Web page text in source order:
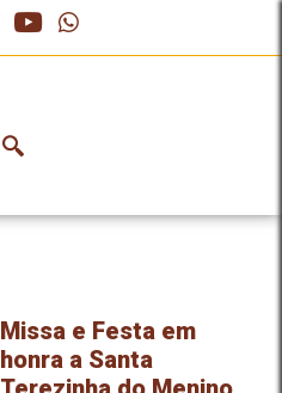
Missa e Festa em
honra a Santa